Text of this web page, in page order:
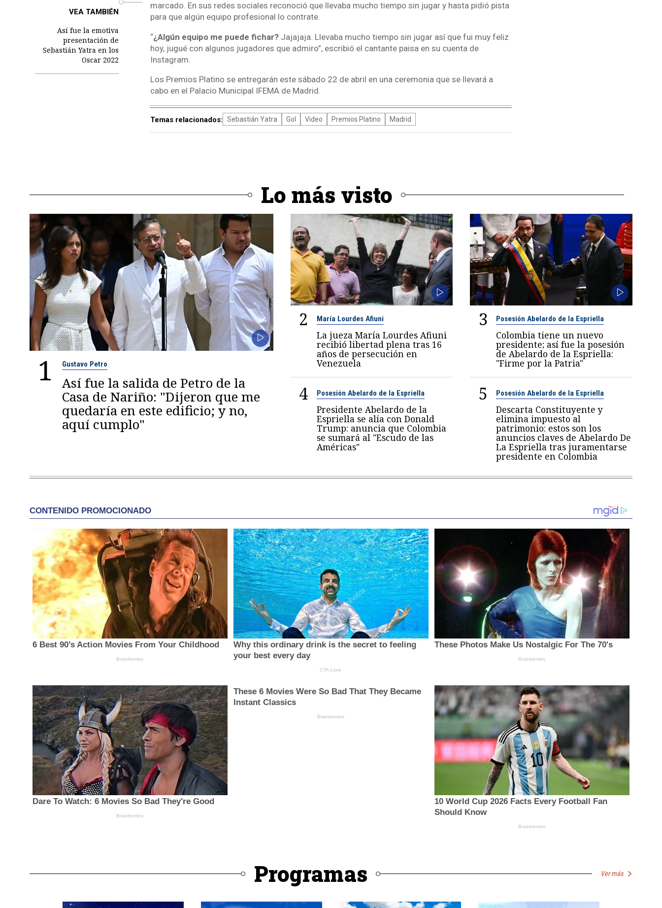
VEA TAMBIÉN
Así fue la emotiva
presentación de
Sebastián Yatra en los
Oscar 2022
marcado. En sus redes sociales reconoció que llevaba mucho tiempo sin jugar y hasta pidió pista
para que algún equipo profesional lo contrate.
“¿Algún equipo me puede fichar?Jajajaja. Llevaba mucho tiempo sin jugar así que fui muy feliz
hoy, jugué con algunos jugadores que admiro”, escribió el cantante paisa en su cuenta de
Instagram.
Los Premios Platino se entregarán este sábado 22 de abril en una ceremonia que se llevará a
cabo en el Palacio Municipal IFEMA de Madrid.
Temas relacionados: Sebastián Yatra Gol Video Premios Platino Madrid
Lo más visto
1 Gustavo Petro
Así fue la salida de Petro de la
Casa de Nariño: "Dijeron que me
quedaría en este edificio; y no,
aquí cumplo"
2 María Lourdes Afiuni
La jueza María Lourdes Afiuni
recibió libertad plena tras 16
años de persecución en
Venezuela
3 Posesión Abelardo de la Espriella
Colombia tiene un nuevo
presidente; así fue la posesión
de Abelardo de la Espriella:
"Firme por la Patria"
4 Posesión Abelardo de la Espriella
Presidente Abelardo de la
Espriella se alía con Donald
Trump: anuncia que Colombia
se sumará al "Escudo de las
Américas"
5 Posesión Abelardo de la Espriella
Descarta Constituyente y
elimina impuesto al
patrimonio: estos son los
anuncios claves de Abelardo De
La Espriella tras juramentarse
presidente en Colombia
Programas Ver más